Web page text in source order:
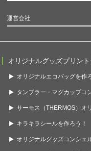
運営会社
オリジナルグッズプリン
オリジナルエコバッグを作
タンブラー・マグカップコ
サーモス（THERMOS）オ
キラキラシールを作ろう！
オリジナルグッズコンシェ